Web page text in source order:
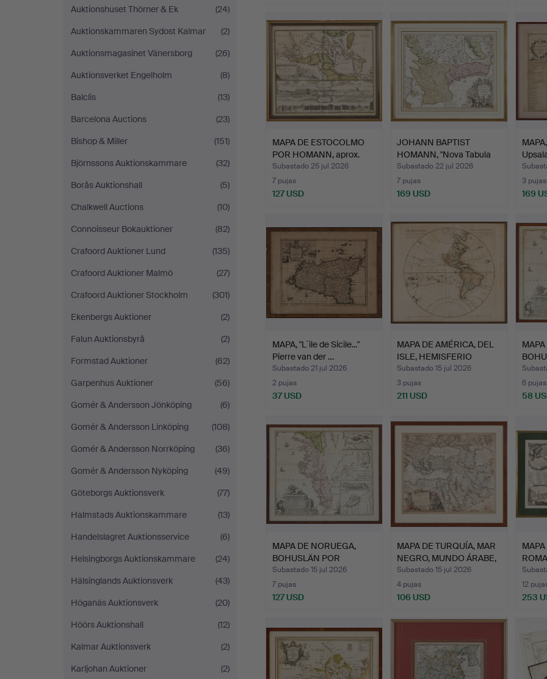
Auktionshuset Thörner & Ek
(24)
Auktionskammaren Sydost Kalmar
(2)
Auktionsmagasinet Vänersborg
(26)
Auktionsverket Engelholm
(8)
Balclis
(13)
Barcelona Auctions
(23)
Bishop & Miller
(151)
Björnssons Auktionskammare
(32)
Borås Auktionshall
(5)
Chalkwell Auctions
(10)
Connoisseur Bokauktioner
(82)
Crafoord Auktioner Lund
(135)
Crafoord Auktioner Malmö
(27)
Crafoord Auktioner Stockholm
(301)
Ekenbergs Auktioner
(2)
Falun Auktionsbyrå
(2)
Formstad Auktioner
(62)
Garpenhus Auktioner
(56)
Gomér & Andersson Jönköping
(6)
Gomér & Andersson Linköping
(108)
Gomér & Andersson Norrköping
(36)
Gomér & Andersson Nyköping
(49)
Göteborgs Auktionsverk
(77)
Halmstads Auktionskammare
(13)
Handelslagret Auktionsservice
(6)
Helsingborgs Auktionskammare
(24)
Hälsinglands Auktionsverk
(43)
Höganäs Auktionsverk
(20)
Höörs Auktionshall
(12)
Kalmar Auktionsverk
(2)
Karljohan Auktioner
(2)
MAPA DE ESTOCOLMO
POR HOMANN, aprox.
1730.
Subastado 25 jul 2026
7 pujas
127 USD
JOHANN BAPTIST
HOMANN, "Nova Tabula
Scania…
Subastado 22 jul 2026
7 pujas
169 USD
3 pujas
169
MAPA, "L´ile de Sicile..."
Pierre van der …
Subastado 21 jul 2026
2 pujas
37 USD
MAPA DE AMÉRICA, DEL
ISLE, HEMISFERIO
OCCI…
Subastado 15 jul 2026
3 pujas
211 USD
6 pujas
58
MAPA DE NORUEGA,
BOHUSLÄN POR
HOMANN, Núre…
Subastado 15 jul 2026
7 pujas
127 USD
MAPA DE TURQUÍA, MAR
NEGRO, MUNDO ÁRABE,
P…
Subastado 15 jul 2026
4 pujas
106 USD
12
253